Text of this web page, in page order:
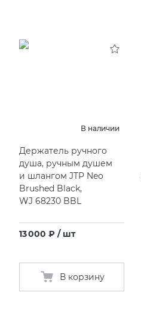
В наличии
Держатель ручного
душа, ручным душем
и шлангом JTP Neo
Brushed Black,
WJ 68230 BBL
13 000 ₽ / шт
В корзину